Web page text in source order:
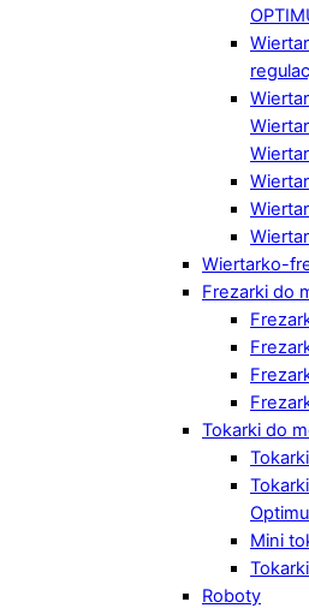
Wiertarko-
Frezarki do
Tokarki do
Mini
Roboty